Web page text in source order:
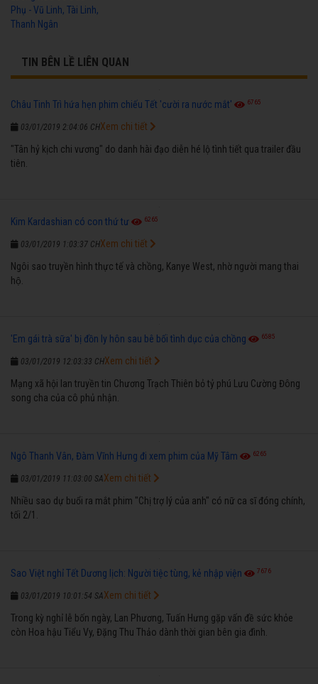
Phụ - Vũ Linh, Tài Linh,
Thanh Ngân
TIN BÊN LỀ LIÊN QUAN
Châu Tinh Trì hứa hẹn phim chiếu Tết 'cười ra nước mắt' 6765
03/01/2019 2:04:06 CH
"Tân hỷ kịch chi vương" do danh hài đạo diễn hé lộ tình tiết qua trailer đầu
tiên.
Xem chi tiết
Kim Kardashian có con thứ tư 6265
03/01/2019 1:03:37 CH
Ngôi sao truyền hình thực tế và chồng, Kanye West, nhờ người mang thai
hộ.
Xem chi tiết
'Em gái trà sữa' bị đồn ly hôn sau bê bối tình dục của chồng 6585
03/01/2019 12:03:33 CH
Mạng xã hội lan truyền tin Chương Trạch Thiên bỏ tỷ phú Lưu Cường Đông
song cha của cô phủ nhận.
Xem chi tiết
Ngô Thanh Vân, Đàm Vĩnh Hưng đi xem phim của Mỹ Tâm 6265
03/01/2019 11:03:00 SA
Nhiều sao dự buổi ra mắt phim "Chị trợ lý của anh" có nữ ca sĩ đóng chính,
tối 2/1.
Xem chi tiết
Sao Việt nghỉ Tết Dương lịch: Người tiệc tùng, kẻ nhập viện 7676
03/01/2019 10:01:54 SA
Trong kỳ nghỉ lễ bốn ngày, Lan Phương, Tuấn Hưng gặp vấn đề sức khỏe
còn Hoa hậu Tiểu Vy, Đặng Thu Thảo dành thời gian bên gia đình.
Xem chi tiết